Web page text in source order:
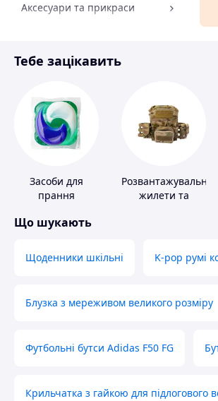
Аксесуари та прикраси
Спорт і відпочинок
Тебе зацікавить
Засоби для
прання
Розвантажувальні
жилети та
Що шукають
Щоденники шкільні K-pop румі
Блузка з мереживом великого розміру
Футбольні бутси Adidas F50 FG
Крильчатка з гайкою для підлогового